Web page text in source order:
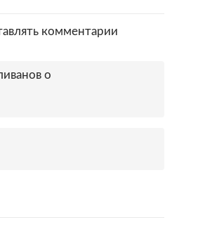
комментарии
о